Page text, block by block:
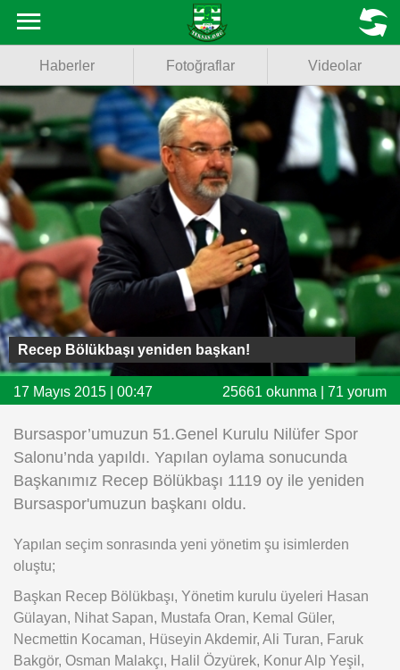
Fotoğraflar
Videolar
Basketbol
Voleybol
Puan Durumu
Fikstür
Facebook
Twitter
Instagram
Android
MENU
Haberler Fotoğraflar Videolar
Recep Bölükbaşı yeniden başkan!
17 Mayıs 2015 | 00:47 25661 okunma | 71 yorum
Bursaspor’umuzun 51.Genel Kurulu Nilüfer Spor
Salonu’nda yapıldı. Yapılan oylama sonucunda
Başkanımız Recep Bölükbaşı 1119 oy ile yeniden
Bursaspor'umuzun başkanı oldu.
Yapılan seçim sonrasında yeni yönetim şu isimlerden
oluştu;
Başkan Recep Bölükbaşı, Yönetim kurulu üyeleri Hasan
Gülayan, Nihat Sapan, Mustafa Oran, Kemal Güler,
Necmettin Kocaman, Hüseyin Akdemir, Ali Turan, Faruk
Bakgör, Osman Malakçı, Halil Özyürek, Konur Alp Yeşil,